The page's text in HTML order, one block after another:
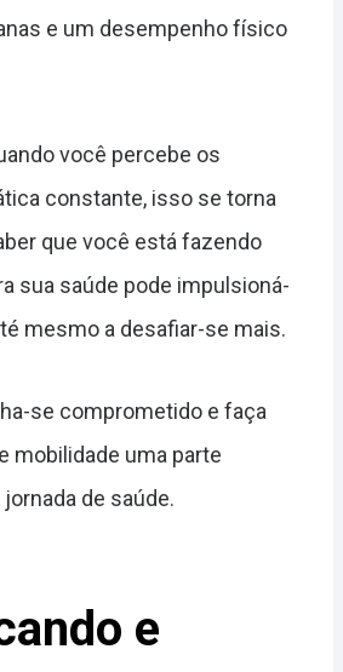
e um desempenho físico
você percebe os
constante, isso se torna
que você está fazendo
sua saúde pode impulsioná-
mesmo a desafiar-se mais.
se comprometido e faça
mobilidade uma parte
de saúde.
e